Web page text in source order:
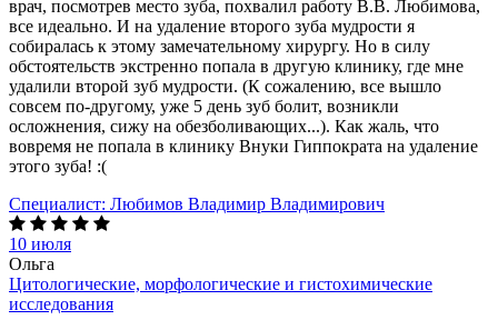
врач, посмотрев место зуба, похвалил работу В.В. Любимова,
все идеально. И на удаление второго зуба мудрости я
собиралась к этому замечательному хирургу. Но в силу
обстоятельств экстренно попала в другую клинику, где мне
удалили второй зуб мудрости. (К сожалению, все вышло
совсем по-другому, уже 5 день зуб болит, возникли
осложнения, сижу на обезболивающих...). Как жаль, что
вовремя не попала в клинику Внуки Гиппократа на удаление
этого зуба! :(
Специалист: Любимов Владимир Владимирович
10 июля
Ольга
Цитологические, морфологические и гистохимические
исследования